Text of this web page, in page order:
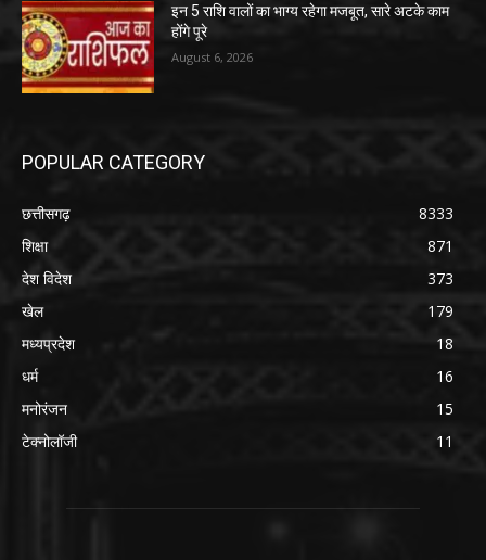
इन 5 राशि वालों का भाग्य रहेगा मजबूत, सारे अटके काम
होंगे पूरे
August 6, 2026
POPULAR CATEGORY
छत्तीसगढ़
8333
शिक्षा
871
देश विदेश
373
खेल
179
मध्यप्रदेश
18
धर्म
16
मनोरंजन
15
टेक्नोलॉजी
11